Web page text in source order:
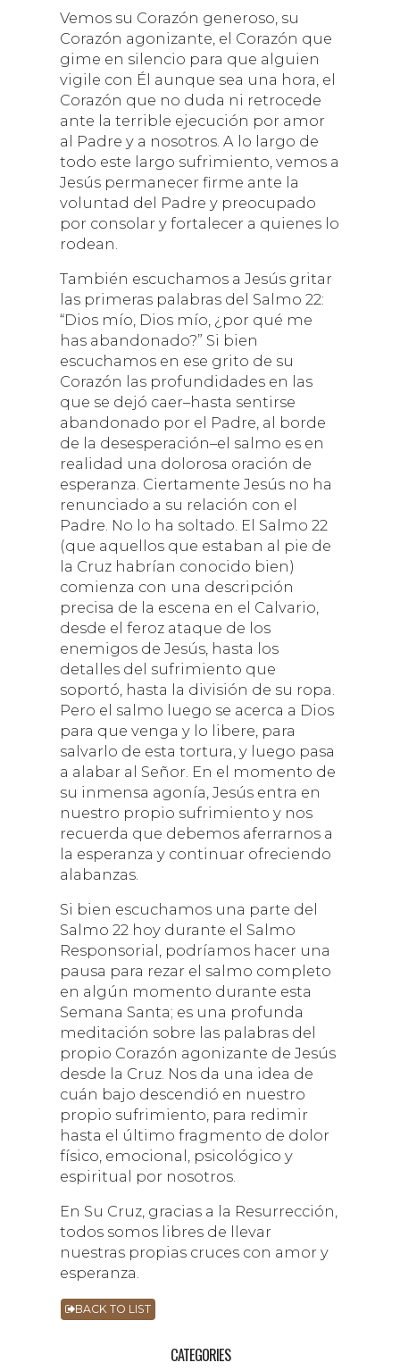
Vemos su Corazón generoso, su
Corazón agonizante, el Corazón que
gime en silencio para que alguien
vigile con Él aunque sea una hora, el
Corazón que no duda ni retrocede
ante la terrible ejecución por amor
al Padre y a nosotros. A lo largo de
todo este largo sufrimiento, vemos a
Jesús permanecer firme ante la
voluntad del Padre y preocupado
por consolar y fortalecer a quienes lo
rodean.
También escuchamos a Jesús gritar
las primeras palabras del Salmo 22:
“Dios mío, Dios mío, ¿por qué me
has abandonado?” Si bien
escuchamos en ese grito de su
Corazón las profundidades en las
que se dejó caer–hasta sentirse
abandonado por el Padre, al borde
de la desesperación–el salmo es en
realidad una dolorosa oración de
esperanza. Ciertamente Jesús no ha
renunciado a su relación con el
Padre. No lo ha soltado. El Salmo 22
(que aquellos que estaban al pie de
la Cruz habrían conocido bien)
comienza con una descripción
precisa de la escena en el Calvario,
desde el feroz ataque de los
enemigos de Jesús, hasta los
detalles del sufrimiento que
soportó, hasta la división de su ropa.
Pero el salmo luego se acerca a Dios
para que venga y lo libere, para
salvarlo de esta tortura, y luego pasa
a alabar al Señor. En el momento de
su inmensa agonía, Jesús entra en
nuestro propio sufrimiento y nos
recuerda que debemos aferrarnos a
la esperanza y continuar ofreciendo
alabanzas.
Si bien escuchamos una parte del
Salmo 22 hoy durante el Salmo
Responsorial, podríamos hacer una
pausa para rezar el salmo completo
en algún momento durante esta
Semana Santa; es una profunda
meditación sobre las palabras del
propio Corazón agonizante de Jesús
desde la Cruz. Nos da una idea de
cuán bajo descendió en nuestro
propio sufrimiento, para redimir
hasta el último fragmento de dolor
físico, emocional, psicológico y
espiritual por nosotros.
En Su Cruz, gracias a la Resurrección,
todos somos libres de llevar
nuestras propias cruces con amor y
esperanza.
BACK TO LIST
CATEGORIES